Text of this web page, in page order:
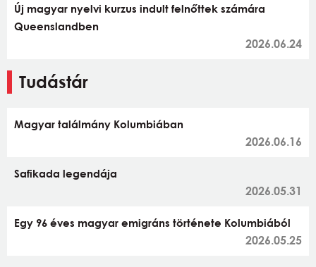
Új magyar nyelvi kurzus indult felnőttek számára
Queenslandben
2026.06.24
Tudástár
Magyar találmány Kolumbiában
2026.06.16
Safikada legendája
2026.05.31
Egy 96 éves magyar emigráns története Kolumbiából
2026.05.25